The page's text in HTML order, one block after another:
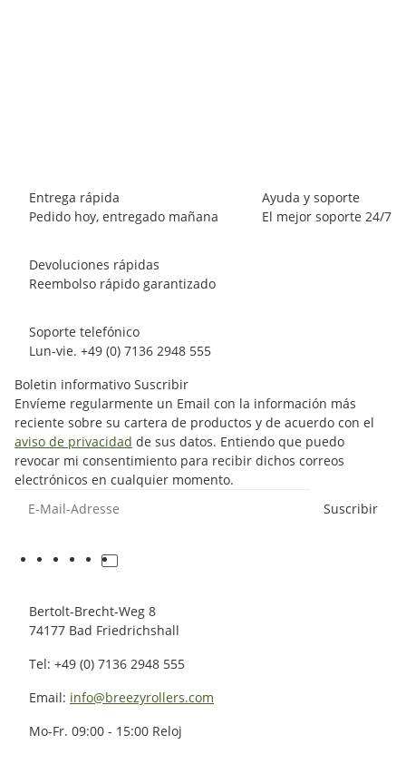
Entrega rápida
Pedido hoy, entregado mañana
Ayuda y soporte
El mejor soporte 24/7
Devoluciones rápidas
Reembolso rápido garantizado
Soporte telefónico
Lun-vie. +49 (0) 7136 2948 555
Boletin informativo Suscribir
Envíeme regularmente un Email con la información más
reciente sobre su cartera de productos y de acuerdo con el
aviso de privacidad de sus datos. Entiendo que puedo
revocar mi consentimiento para recibir dichos correos
electrónicos en cualquier momento.
Suscribir
Bertolt-Brecht-Weg 8
74177 Bad Friedrichshall
Tel: +49 (0) 7136 2948 555
Email: info@breezyrollers.com
Mo-Fr. 09:00 - 15:00 Reloj